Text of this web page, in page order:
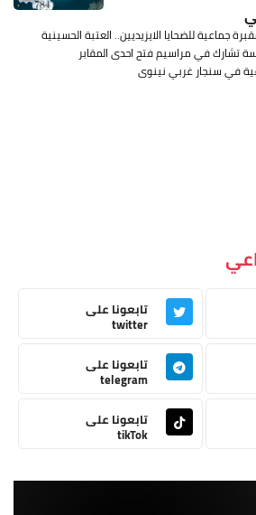
مقبرة جماعية للضحايا الايزيديين.. العتبة الحسينية
تشارك في مراسيم فتح احدى المقابر
في سنجار غربي نينوى
تابعونا على
twitter
تابعونا على
telegram
تابعونا على
tikTok